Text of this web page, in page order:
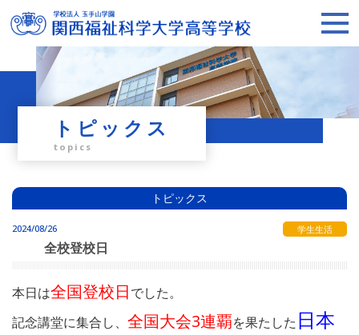
トピックス
topics
トピックス
全校登校日
2024/08/26 学生生活
本日は全国登校日でした。
記念講堂に集合し、 全国大会3連覇を果たした 日本